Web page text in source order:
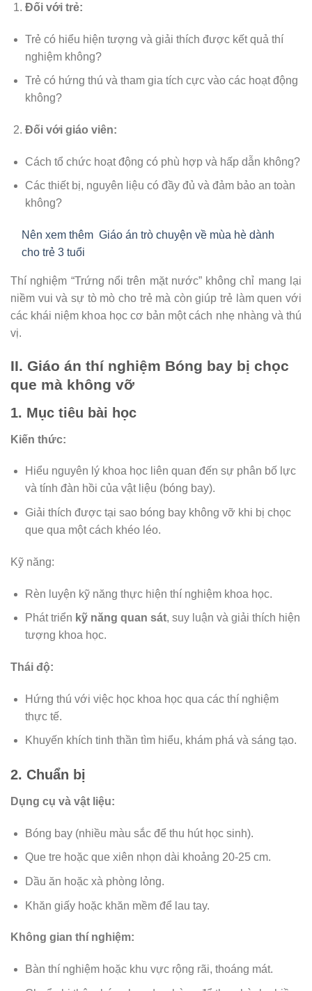
Đối với trẻ:
Trẻ có hiểu hiện tượng và giải thích được kết quả thí
nghiệm không?
Trẻ có hứng thú và tham gia tích cực vào các hoạt động
không?
Đối với giáo viên:
Cách tổ chức hoạt động có phù hợp và hấp dẫn không?
Các thiết bị, nguyên liệu có đầy đủ và đảm bảo an toàn
không?
Nên xem thêm Giáo án trò chuyện về mùa hè dành
cho trẻ 3 tuổi
Thí nghiệm “Trứng nổi trên mặt nước” không chỉ mang lại
niềm vui và sự tò mò cho trẻ mà còn giúp trẻ làm quen với
các khái niệm khoa học cơ bản một cách nhẹ nhàng và thú
vị.
II. Giáo án thí nghiệm Bóng bay bị chọc
que mà không vỡ
1. Mục tiêu bài học
Kiến thức:
Hiểu nguyên lý khoa học liên quan đến sự phân bố lực
và tính đàn hồi của vật liệu (bóng bay).
Giải thích được tại sao bóng bay không vỡ khi bị chọc
que qua một cách khéo léo.
Kỹ năng:
Rèn luyện kỹ năng thực hiện thí nghiệm khoa học.
Phát triển kỹ năng quan sát, suy luận và giải thích hiện
tượng khoa học.
Thái độ:
Hứng thú với việc học khoa học qua các thí nghiệm
thực tế.
Khuyến khích tinh thần tìm hiểu, khám phá và sáng tạo.
2. Chuẩn bị
Dụng cụ và vật liệu:
Bóng bay (nhiều màu sắc để thu hút học sinh).
Que tre hoặc que xiên nhọn dài khoảng 20-25 cm.
Dầu ăn hoặc xà phòng lỏng.
Khăn giấy hoặc khăn mềm để lau tay.
Không gian thí nghiệm:
Bàn thí nghiệm hoặc khu vực rộng rãi, thoáng mát.